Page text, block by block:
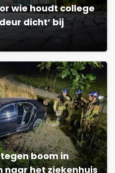
wie houdt college
dicht’ bij
boom in
naar het ziekenhuis